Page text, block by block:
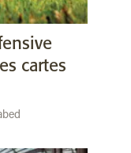
cartes